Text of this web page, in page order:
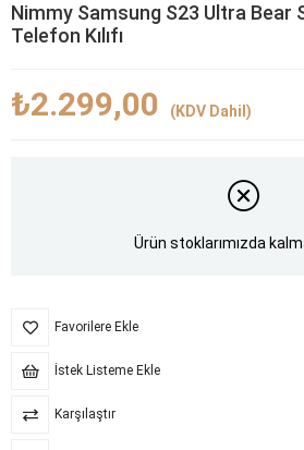
Nimmy Samsung S23 Ultra Bear
Telefon Kılıfı
₺2.299,00 (KDV Dahil)
Ürün stoklarımızda
Favorilere Ekle
İstek Listeme Ekle
Karşılaştır